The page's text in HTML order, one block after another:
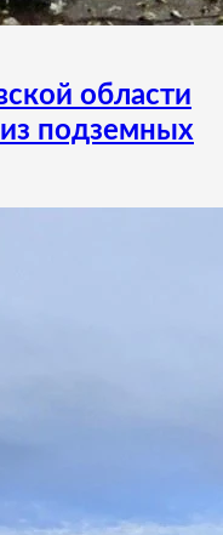
области
подземных